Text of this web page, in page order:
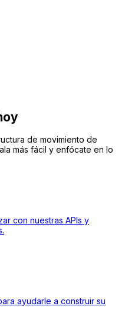
de movimiento de
más fácil y enfócate en lo
con nuestras APIs y
ayudarle a construir su